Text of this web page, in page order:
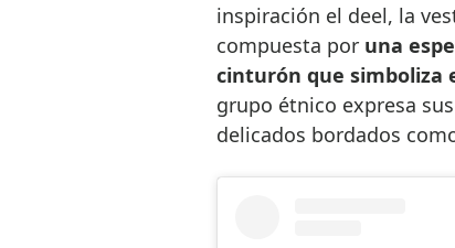
inspiración el deel, la
compuesta por una
cinturón que simboliza
grupo étnico expresa
delicados bordados